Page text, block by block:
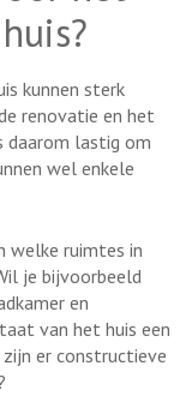
kunnen sterk
renovatie en het
daarom lastig om
wel enkele
welke ruimtes in
je bijvoorbeeld
en
van het huis een
er constructieve